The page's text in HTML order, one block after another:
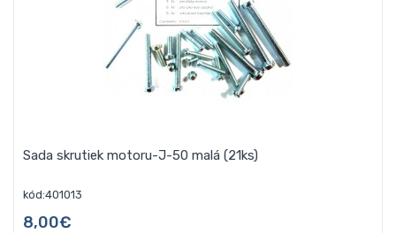
Sada skrutiek motoru-J-50 malá (21ks)
kód:401013
8,00€